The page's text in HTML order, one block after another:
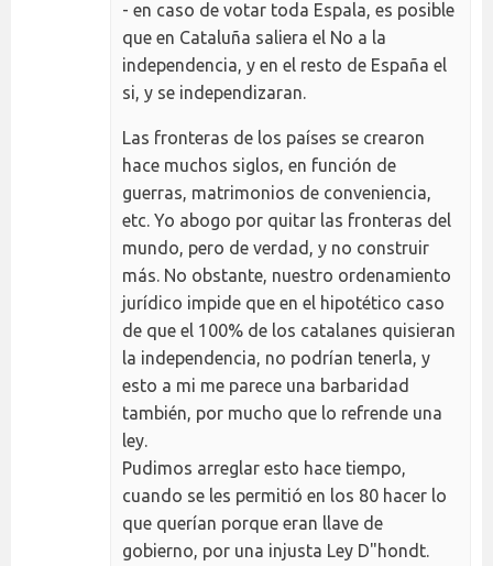
- en caso de votar toda Espala, es posible
que en Cataluña saliera el No a la
independencia, y en el resto de España el
si, y se independizaran.
Las fronteras de los países se crearon
hace muchos siglos, en función de
guerras, matrimonios de conveniencia,
etc. Yo abogo por quitar las fronteras del
mundo, pero de verdad, y no construir
más. No obstante, nuestro ordenamiento
jurídico impide que en el hipotético caso
de que el 100% de los catalanes quisieran
la independencia, no podrían tenerla, y
esto a mi me parece una barbaridad
también, por mucho que lo refrende una
ley.
Pudimos arreglar esto hace tiempo,
cuando se les permitió en los 80 hacer lo
que querían porque eran llave de
gobierno, por una injusta Ley D"hondt.